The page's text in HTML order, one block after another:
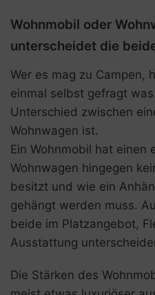
Wohnmobil oder
unterscheidet die
Wer es mag zu Campen,
einmal selbst gefragt
Unterschied zwischen
Wohnwagen ist.
Ein Wohnmobil hat einen
Wohnwagen hingegen
besitzt und wie ein
gehängt werden muss.
beide im Platzangebot,
Ausstattung
Die Stärken des